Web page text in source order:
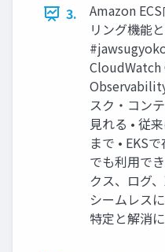
3.
Amazon
リング機能
CloudWatch
スク・コン
見れる • 従
まで • EKS
でも利用で
クス、ログ
シームレス
特定と解消